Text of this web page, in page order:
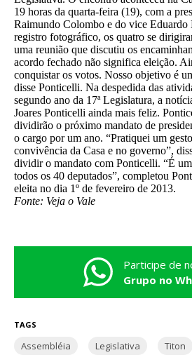
19 horas da quarta-feira (19), com a
Raimundo Colombo e do vice
registro fotográfico, os quatro se
uma reunião que discutiu os
acordo fechado não significa eleição.
conquistar os votos. Nosso objetivo é
disse Ponticelli. Na despedida das
segundo ano da 17ª Legislatura, a
Joares Ponticelli ainda mais feliz.
dividirão o próximo mandato de
o cargo por um ano. “Pratiquei um
convivência da Casa e no governo”,
dividir o mandato com Ponticelli. “É
todos os 40 deputados”, completou
eleita no dia 1º de fevereiro de 2013.
Fonte: Veja o Vale
Participe de
Grupo no
TAGS
Assembléia Legislativa Titon